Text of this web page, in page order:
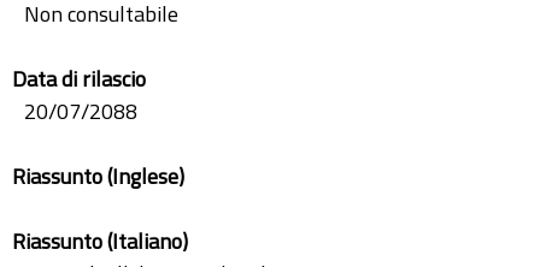
Non consultabile
Data di rilascio
20/07/2088
Riassunto (Inglese)
Riassunto (Italiano)